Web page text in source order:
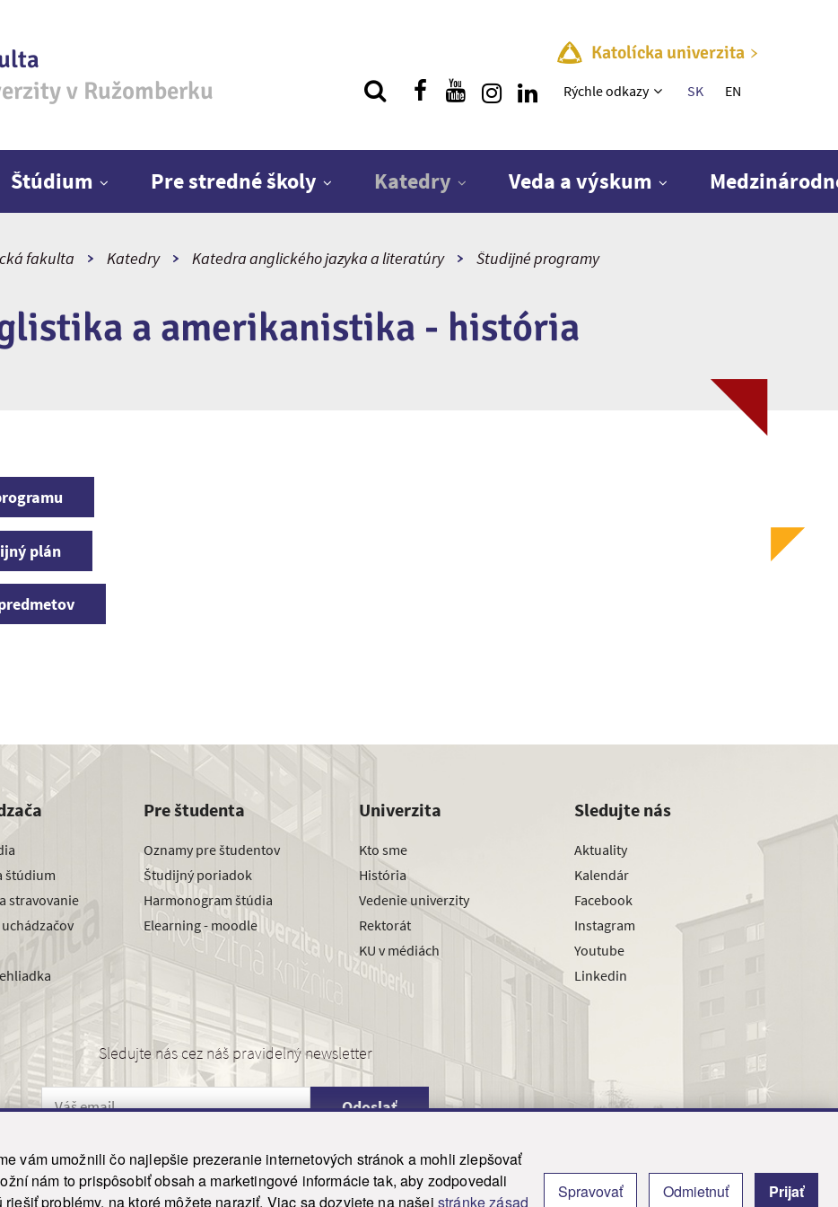
vám umožnili čo najlepšie prezeranie internetových stránok a mohli zlepšovať
nám to prispôsobiť obsah a marketingové informácie tak, aby zodpovedali
problémy, na ktoré môžete naraziť. Viac sa dozviete na našej stránke zásad
Spravovať Odmietnuť Prijať
v Ružomberku
Katolícka univerzita
Rýchle menu
Rýchle odkazy SK EN
Štúdium Pre stredné školy Katedry Veda a výskum
fakulta Katedry Katedra anglického jazyka a literatúry Študijné programy
a amerikanistika - história
plán
štúdium
stravovanie
Pre študenta
Oznamy pre študentov
Študijný poriadok
Harmonogram štúdia
Elearning - moodle
Univerzita
Kto sme
História
Vedenie univerzity
Rektorát
KU v médiách
Sledujte nás
Aktuality
Kalendár
Facebook
Instagram
Youtube
Linkedin
Sledujte nás cez náš pravidelný newsletter
Odoslať
2021-2026 ku.sk. Všetky práva vyhradené. | Ochrana osobných údajov | Vyhlásenie o prístupnosti | Admin